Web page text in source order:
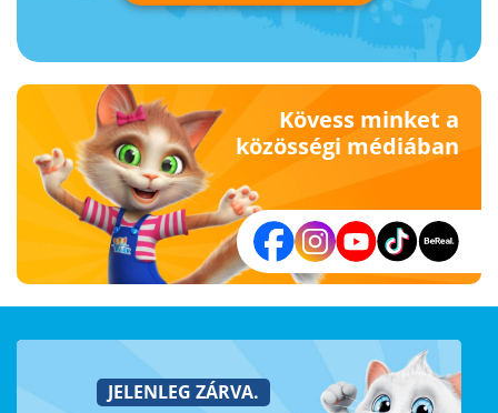
Kövess minket a
közösségi médiában
JELENLEG ZÁRVA.